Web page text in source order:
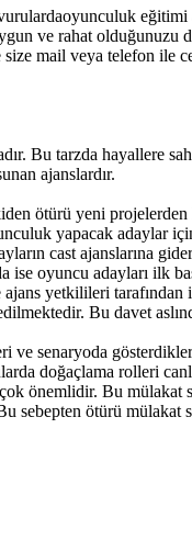
ve rahat olduğunuzu
mail veya telefon ile
Bu tarzda hayallere
ajanslardır.
ötürü yeni
yapacak adaylar
cast ajanslarına
oyuncu adayları ilk
yetkilileri tarafından
Bu davet
ve senaryoda
doğaçlama rolleri
önemlidir. Bu mülakat
sebepten ötürü mülakat